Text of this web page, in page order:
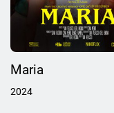
Maria
2024